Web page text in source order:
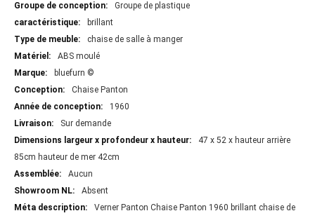
Groupe de plastique
brillant
chaise de salle à manger
ABS moulé
bluefurn ©
Chaise Panton
1960
Sur demande
47 x 52 x hauteur arrière
85cm hauteur de mer 42cm
Aucun
Absent
Verner Panton Chaise Panton 1960 brillant chaise de